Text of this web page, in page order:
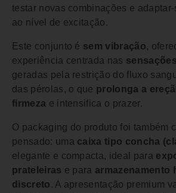
testar novas combinações e
ao nível de excitação.
Este conjunto é sem vibração,
experiência centrada nas
geradas pela restrição do fluxo
das pérolas, o que prolonga a
firmeza e intensifica o prazer.
O packaging do produto foi também
pensado: uma caixa tipo concha
elegante e compacta, ideal para
prateleiras e para armazenamento
discreto . A apresentação premium